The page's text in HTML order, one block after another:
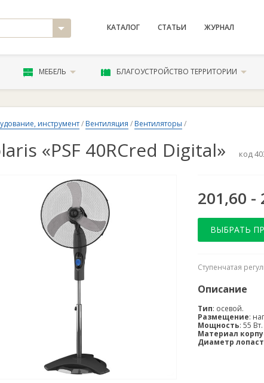
КАТАЛОГ СТАТЬИ ЖУРНАЛ
МЕБЕЛЬ БЛАГОУСТРОЙСТВО ТЕРРИТОРИИ
инструмент/ Вентиляция / Вентиляторы /
«PSF 40RCred Digital» код
201,60 -
ВЫБРАТЬ
Ступенчатая
Описание
Тип: осевой.
Размещение:
Мощность: 55 Вт.
Материал
Диаметр